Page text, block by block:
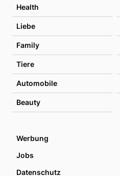
Health
Liebe
Family
Tiere
Automobile
Beauty
Werbung
Jobs
Datenschutz